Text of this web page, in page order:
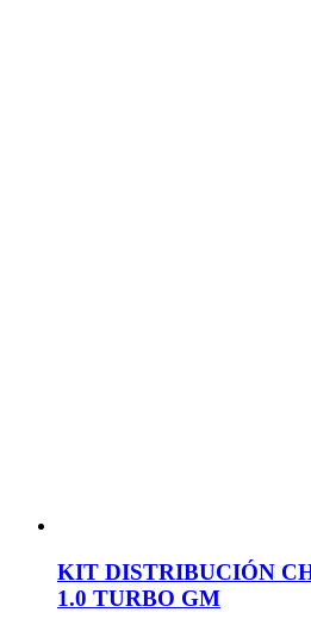
KIT DISTRIBUCIÓN
1.0 TURBO GM